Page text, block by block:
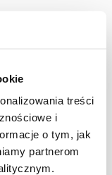
treści
i
o tym, jak
partnerom